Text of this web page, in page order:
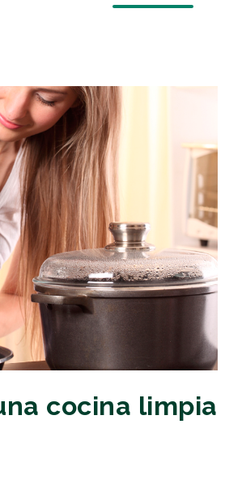
EMPRESAS SOLIDARIAS
TESTAMENTO SOLIDARIO
cocina limpia